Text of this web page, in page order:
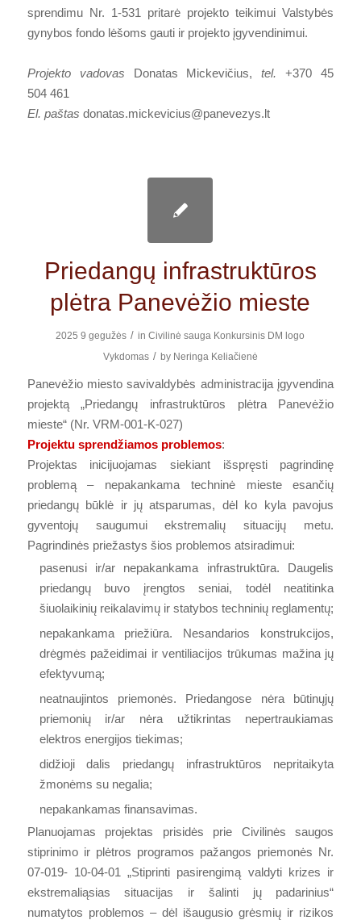
sprendimu Nr. 1-531 pritarė projekto teikimui Valstybės
gynybos fondo lėšoms gauti ir projekto įgyvendinimui.
Projekto vadovas Donatas Mickevičius,tel. +370 45
504 461
El. paštas donatas.mickevicius@panevezys.lt
Priedangų infrastruktūros
plėtra Panevėžio mieste
2025 9 gegužės / inCivilinė sauga Konkursinis DM logo
Vykdomas / by Neringa Keliačienė
Panevėžio miesto savivaldybės administracija įgyvendina
projektą „Priedangų infrastruktūros plėtra Panevėžio
mieste“ (Nr. VRM-001-K-027)
Projektu sprendžiamos problemos:
Projektas inicijuojamas siekiant išspręsti pagrindinę
problemą – nepakankama techninė mieste esančių
priedangų būklė ir jų atsparumas, dėl ko kyla pavojus
gyventojų saugumui ekstremalių situacijų metu.
Pagrindinės priežastys šios problemos atsiradimui:
pasenusi ir/ar nepakankama infrastruktūra. Daugelis
priedangų buvo įrengtos seniai, todėl neatitinka
šiuolaikinių reikalavimų ir statybos techninių reglamentų;
nepakankama priežiūra. Nesandarios konstrukcijos,
drėgmės pažeidimai ir ventiliacijos trūkumas mažina jų
efektyvumą;
neatnaujintos priemonės. Priedangose nėra būtinųjų
priemonių ir/ar nėra užtikrintas nepertraukiamas
elektros energijos tiekimas;
didžioji dalis priedangų infrastruktūros nepritaikyta
žmonėms su negalia;
nepakankamas finansavimas.
Planuojamas projektas prisidės prie Civilinės saugos
stiprinimo ir plėtros programos pažangos priemonės Nr.
07-019- 10-04-01 „Stiprinti pasirengimą valdyti krizes ir
ekstremaliąsias situacijas ir šalinti jų padarinius“
numatytos problemos – dėl išaugusio grėsmių ir rizikos